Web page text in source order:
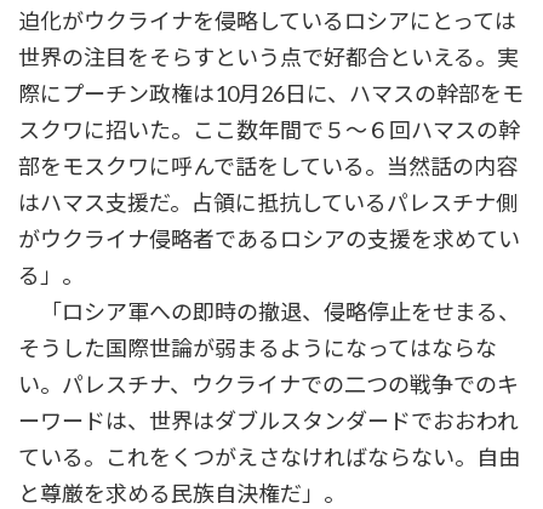
迫化がウクライナを侵略しているロシアにとっては
世界の注目をそらすという点で好都合といえる。実
際にプーチン政権は10月26日に、ハマスの幹部をモ
スクワに招いた。ここ数年間で５～６回ハマスの幹
部をモスクワに呼んで話をしている。当然話の内容
はハマス支援だ。占領に抵抗しているパレスチナ側
がウクライナ侵略者であるロシアの支援を求めてい
る」。
「ロシア軍への即時の撤退、侵略停止をせまる、
そうした国際世論が弱まるようになってはならな
い。パレスチナ、ウクライナでの二つの戦争でのキ
ーワードは、世界はダブルスタンダードでおおわれ
ている。これをくつがえさなければならない。自由
と尊厳を求める民族自決権だ」。